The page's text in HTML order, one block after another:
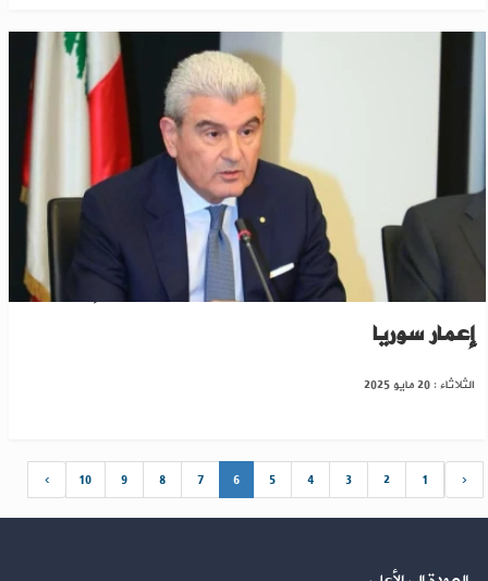
بيروت: المؤسسات اللبنانية ستستفيد من إعادة
إعمار سوريا
الثلاثاء : 20 مايو 2025
‹
1
2
3
4
5
6
7
8
9
10
›